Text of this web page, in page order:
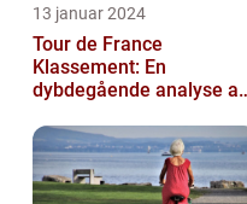
13 januar 2024
Tour de France
Klassement: En
dybdegående analyse af